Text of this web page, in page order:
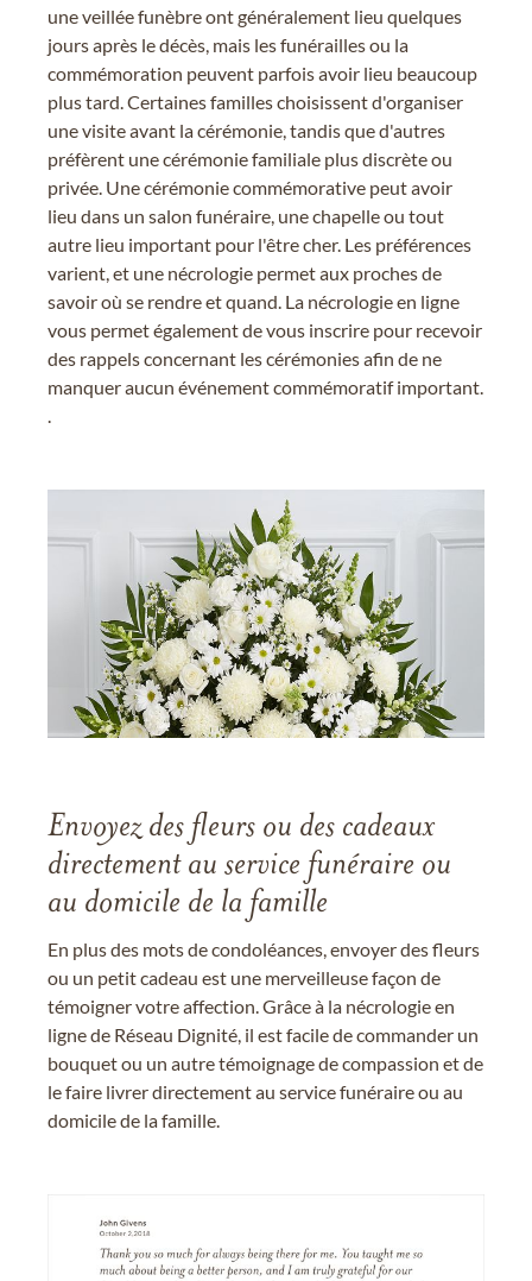
une veillée funèbre ont généralement lieu quelques
jours après le décès, mais les funérailles ou la
commémoration peuvent parfois avoir lieu beaucoup
plus tard. Certaines familles choisissent d'organiser
une visite avant la cérémonie, tandis que d'autres
préfèrent une cérémonie familiale plus discrète ou
privée. Une cérémonie commémorative peut avoir
lieu dans un salon funéraire, une chapelle ou tout
autre lieu important pour l'être cher. Les préférences
varient, et une nécrologie permet aux proches de
savoir où se rendre et quand. La nécrologie en ligne
vous permet également de vous inscrire pour recevoir
des rappels concernant les cérémonies afin de ne
manquer aucun événement commémoratif important.
Envoyez des fleurs ou des cadeaux
directement au service funéraire ou
au domicile de la famille
En plus des mots de condoléances, envoyer des fleurs
ou un petit cadeau est une merveilleuse façon de
témoigner votre affection. Grâce à la nécrologie en
ligne de Réseau Dignité, il est facile de commander un
bouquet ou un autre témoignage de compassion et de
le faire livrer directement au service funéraire ou au
domicile de la famille.